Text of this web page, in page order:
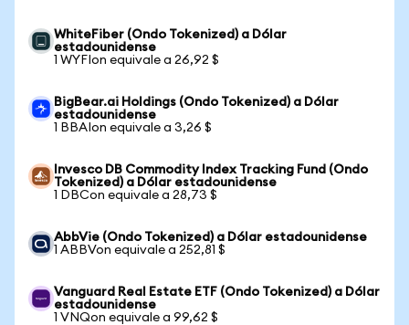
WhiteFiber (Ondo Tokenized) a Dólar
estadounidense
1 WYFIon equivale a 26,92 $
BigBear.ai Holdings (Ondo Tokenized) a Dólar
estadounidense
1 BBAIon equivale a 3,26 $
Invesco DB Commodity Index Tracking Fund (Ondo
Tokenized) a Dólar estadounidense
1 DBCon equivale a 28,73 $
AbbVie (Ondo Tokenized) a Dólar estadounidense
1 ABBVon equivale a 252,81 $
Vanguard Real Estate ETF (Ondo Tokenized) a Dólar
estadounidense
1 VNQon equivale a 99,62 $